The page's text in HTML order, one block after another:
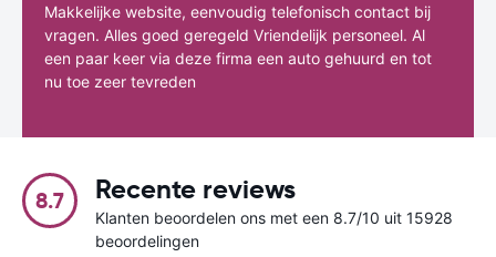
Makkelijke website, eenvoudig telefonisch contact bij
vragen. Alles goed geregeld Vriendelijk personeel. Al
een paar keer via deze firma een auto gehuurd en tot
nu toe zeer tevreden
8.7 Recente reviews
Klanten beoordelen ons met een 8.7/10 uit 15928
beoordelingen